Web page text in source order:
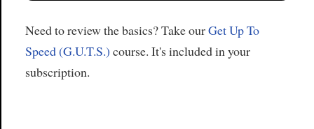
Need to review the basics? Take ourGet Up To
Speed (G.U.T.S.) course. It's included in your
subscription.